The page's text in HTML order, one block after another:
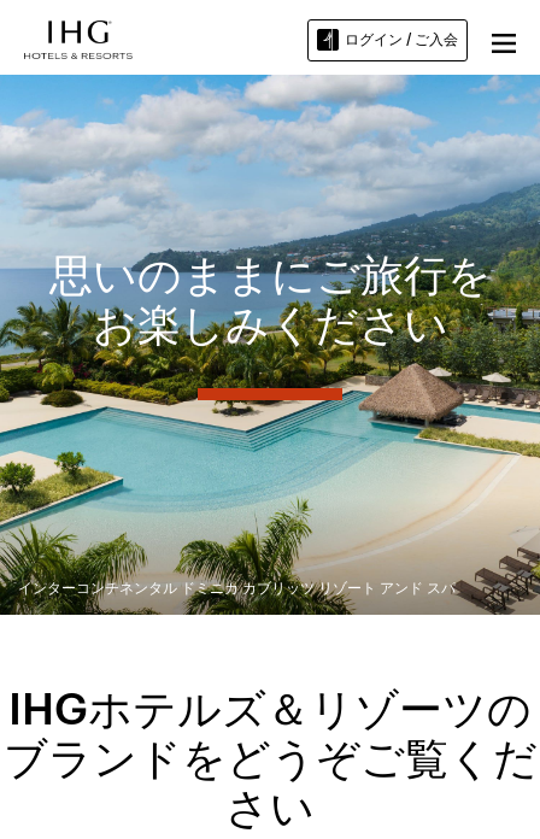
ログイン / ご入会
インターコンチネンタル ドミニカ カブリッツ リゾート アンド スパ
思いのままにご旅行を
お楽しみください
IHGホテルズ＆リゾーツの
ブランドをどうぞご覧くだ
さい